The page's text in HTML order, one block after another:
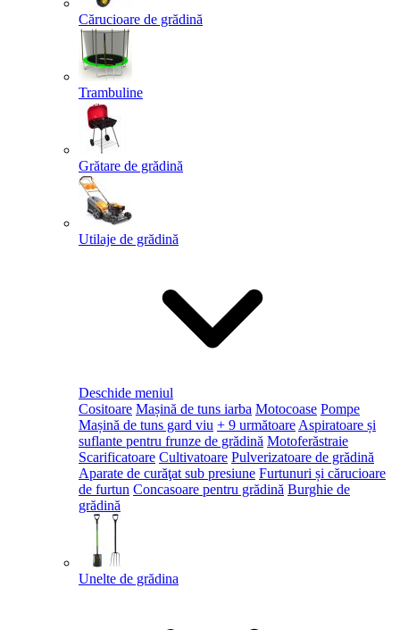
Cărucioare de grădină
Trambuline
Grătare de grădină
Utilaje de grădină
Deschide meniul
Cositoare Mașină de tuns iarba Motocoase Pompe
Mașină de tuns gard viu + 9 următoare Aspiratoare și
suflante pentru frunze de grădină Motoferăstraie
Scarificatoare Cultivatoare Pulverizatoare de grădină
Aparate de curăţat sub presiune Furtunuri și cărucioare
de furtun Concasoare pentru grădină Burghie de
grădină
Unelte de grădina